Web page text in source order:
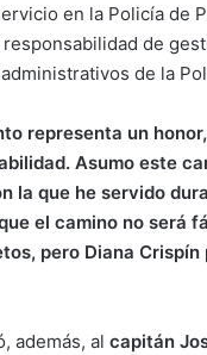
en la Policía de
de
de la
representa un
Asumo este
la que he servido
el camino no será
pero Diana Crispín
además, al capitán